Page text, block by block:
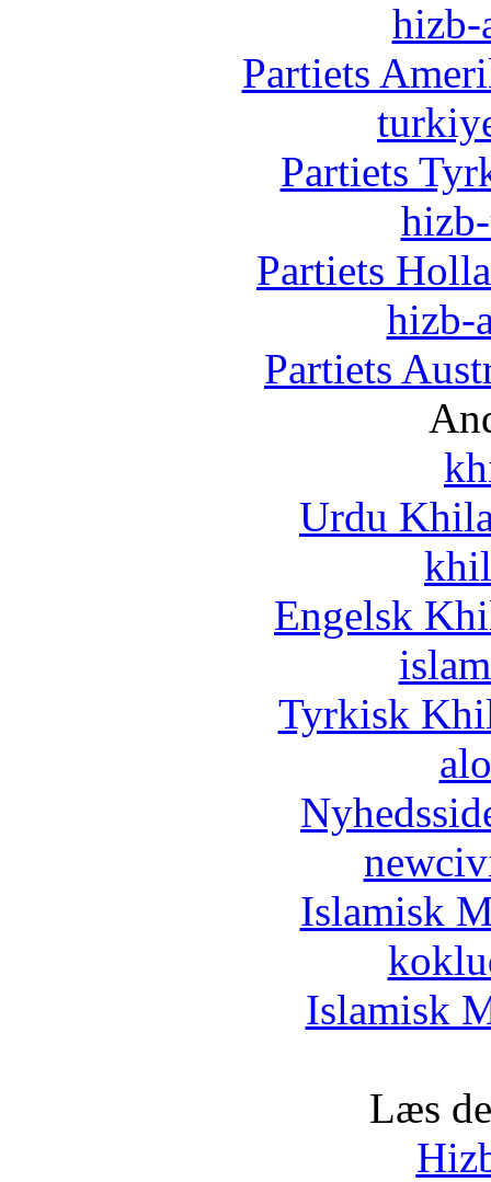
hizb-
Partiets
Partiets
Partiets
hizb-
Partiets
Urdu
Engelsk
Tyrkisk
Islamisk
Islamisk
Læs